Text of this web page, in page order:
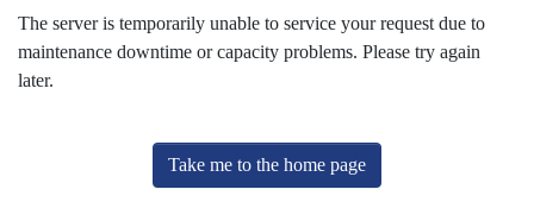
The server is temporarily unable to service your request due to
maintenance downtime or capacity problems. Please try again
later.
Take me to the home page